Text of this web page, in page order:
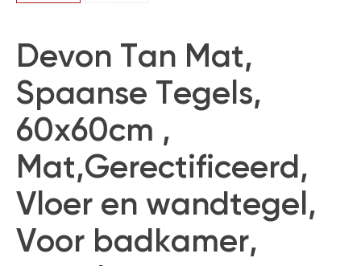
Devon Tan Mat,
Spaanse Tegels,
60x60cm ,
Mat,Gerectificeerd,
Vloer en wandtegel,
Voor badkamer,